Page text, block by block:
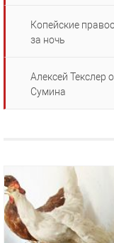
Копейские
за ночь
Алексей Текслер
Сумина